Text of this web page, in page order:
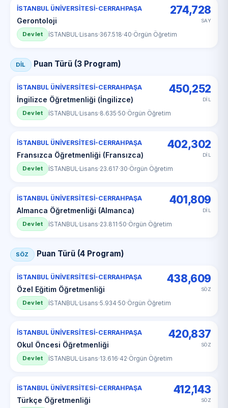
İSTANBUL ÜNİVERSİTESİ-CERRAHPAŞA
Gerontoloji
274,728
SAY
Devlet İSTANBUL ·Lisans·367.518·40·Örgün Öğretim
DİL Puan Türü (3 Program)
İSTANBUL ÜNİVERSİTESİ-CERRAHPAŞA
İngilizce Öğretmenliği (İngilizce)
450,252
DİL
Devlet İSTANBUL ·Lisans·8.635·50·Örgün Öğretim
İSTANBUL ÜNİVERSİTESİ-CERRAHPAŞA
Fransızca Öğretmenliği (Fransızca)
402,302
DİL
Devlet İSTANBUL ·Lisans·23.617·30·Örgün Öğretim
İSTANBUL ÜNİVERSİTESİ-CERRAHPAŞA
Almanca Öğretmenliği (Almanca)
401,809
DİL
Devlet İSTANBUL ·Lisans·23.811·50·Örgün Öğretim
SÖZ Puan Türü (4 Program)
İSTANBUL ÜNİVERSİTESİ-CERRAHPAŞA
Özel Eğitim Öğretmenliği
438,609
SÖZ
Devlet İSTANBUL ·Lisans·5.934·50·Örgün Öğretim
İSTANBUL ÜNİVERSİTESİ-CERRAHPAŞA
Okul Öncesi Öğretmenliği
420,837
SÖZ
Devlet İSTANBUL ·Lisans·13.616·42·Örgün Öğretim
İSTANBUL ÜNİVERSİTESİ-CERRAHPAŞA
Türkçe Öğretmenliği
412,143
SÖZ